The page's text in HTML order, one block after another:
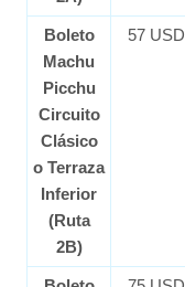
Boleto
Machu
Picchu
Circuito
Clásico
o Terraza
Inferior
(Ruta
2B)
57 USD